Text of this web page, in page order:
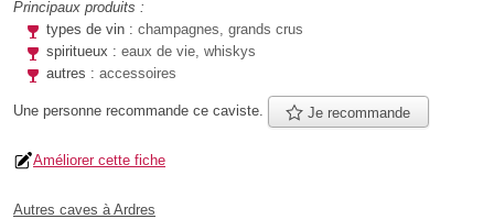
Principaux produits :
types de vin : champagnes, grands crus
spiritueux : eaux de vie, whiskys
autres : accessoires
Une personne recommande ce caviste. Je recommande
Améliorer cette fiche
Autres caves à Ardres